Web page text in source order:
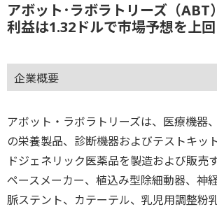
アボット･ラボラトリーズ（ABT
利益は1.32ドルで市場予想を上
企業概要
アボット・ラボラトリーズは、医療機器
の栄養製品、診断機器およびテストキッ
ドジェネリック医薬品を製造および販売
ペースメーカー、植込み型除細動器、神
脈ステント、カテーテル、乳児用調整粉